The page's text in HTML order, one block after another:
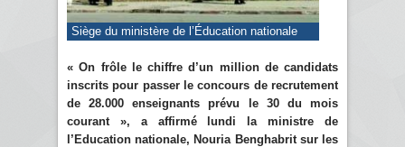
Siège du ministère de l’Éducation nationale
« On frôle le chiffre d’un million de candidats
inscrits pour passer le concours de recrutement
de 28.000 enseignants prévu le 30 du mois
courant », a affirmé lundi la ministre de
l’Education nationale, Nouria Benghabrit sur les